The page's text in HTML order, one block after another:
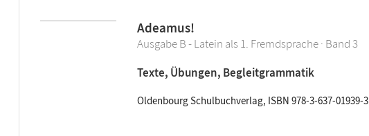
Adeamus!
Ausgabe B - Latein als 1. Fremdsprache · Band 3
Texte, Übungen, Begleitgrammatik
Oldenbourg Schulbuchverlag, ISBN 978-3-637-01939-3